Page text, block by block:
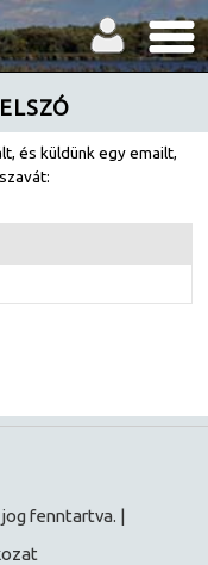
és küldünk egy emailt,
fenntartva. |